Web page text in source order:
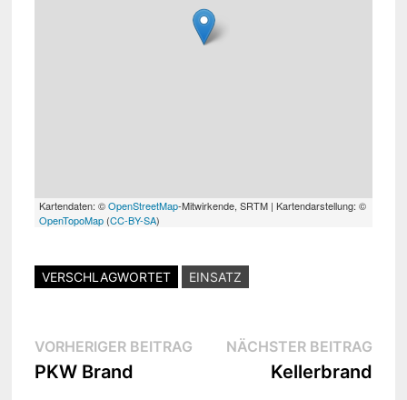
Kartendaten: ©OpenStreetMap-Mitwirkende, SRTM | Kartendarstellung: ©
OpenTopoMap(CC-BY-SA)
VERSCHLAGWORTET EINSATZ
Beitragsnavigation
VORHERIGER BEITRAGVorheriger
PKW Brand
NÄCHSTER BEITRAG
Kellerbrand